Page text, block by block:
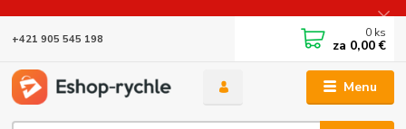
Menu
+421 905 545 198 0 ks
za 0,00 €